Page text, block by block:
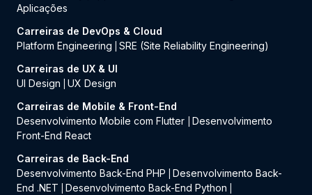
Aplicações
Carreiras de DevOps & Cloud
Platform Engineering
SRE (Site Reliability Engineering)
Carreiras de UX & UI
UI Design
UX Design
Carreiras de Mobile & Front-End
Desenvolvimento Mobile com Flutter
Desenvolvimento
Front-End React
Carreiras de Back-End
Desenvolvimento Back-End PHP
Desenvolvimento Back-
End .NET
Desenvolvimento Back-End Python